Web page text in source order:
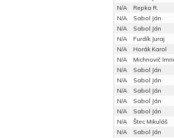
N/A
Repka R.
N/A
Sabol Ján
N/A
Sabol Ján
N/A
Furdík Juraj
N/A
Horák Karol
N/A
Michnovič
N/A
Sabol Ján
N/A
Sabol Ján
N/A
Sabol Ján
N/A
Sabol Ján
N/A
Sabol Ján
N/A
Štec Mikuláš
N/A
Sabol Ján